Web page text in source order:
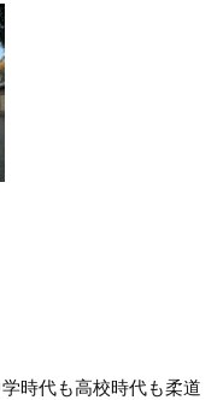
代も高校時代も柔道